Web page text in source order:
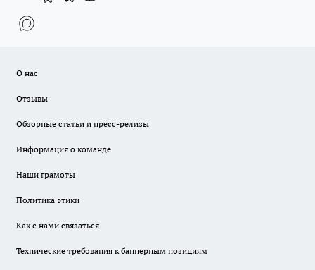
О нас
Отзывы
Обзорные статьи и пресс-релизы
Информация о команде
Наши грамоты
Политика этики
Как с нами связаться
Технические требования к баннерным позициям